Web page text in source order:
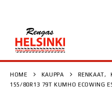
HOME KAUPPA RENKAAT,
155/80R13 79T KUMHO ECOWING